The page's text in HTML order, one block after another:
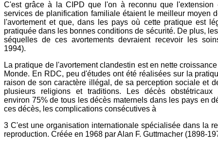
C'est grâce à la CIPD que l'on à reconnu que l'extension
services de planification familiale étaient le meilleur moyen
l'avortement et que, dans les pays où cette pratique est
pratiquée dans les bonnes conditions de sécurité. De plus,
séquelles de ces avortements devraient recevoir les
1994).
La pratique de l'avortement clandestin est en nette
Monde. En RDC, peu d'études ont été réalisées sur la
raison de son caractère illégal, de sa perception sociale et
plusieurs religions et traditions. Les décès obstétricaux
environ 75% de tous les décès maternels dans les pays en
ces décès, les complications consécutives à
3 C'est une organisation internationale spécialisée dans la
reproduction. Créée en 1968 par Alan F. Guttmacher (1898-